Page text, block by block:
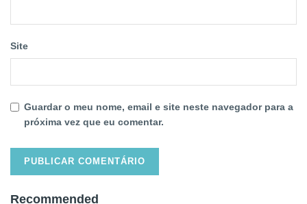
Site
Guardar o meu nome, email e site neste navegador para a
próxima vez que eu comentar.
Recommended